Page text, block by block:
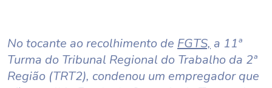
No tocante ao recolhimento de FGTS, a 11ª
Turma do Tribunal Regional do Trabalho da 2ª
Região (TRT2), condenou um empregador que